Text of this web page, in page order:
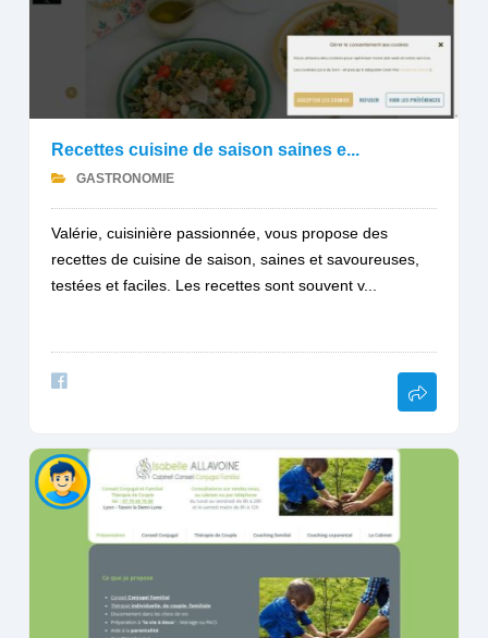
Recettes cuisine de saison saines e...
GASTRONOMIE
Valérie, cuisinière passionnée, vous propose des
recettes de cuisine de saison, saines et savoureuses,
testées et faciles. Les recettes sont souvent v...